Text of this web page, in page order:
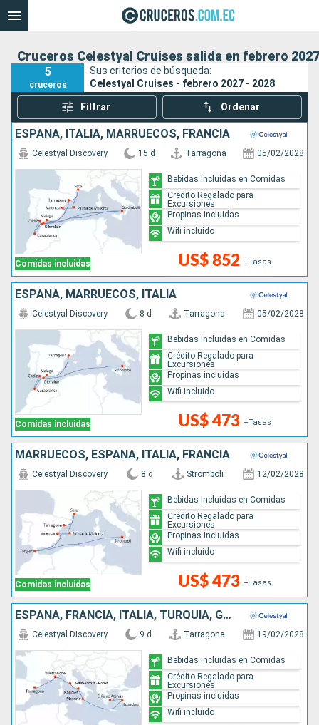
Cruceros Celestyal Cruises salida en febrero
5
cruceros
Sus criterios de búsqueda:
Celestyal Cruises - febrero 2027 - 2028
Filtrar Ordenar
ESPAÑA, ITALIA, MARRUECOS, FRANCIA
Comidas incluidas
Celestyal Discovery 15 d Tarragona 05/02/2028
US$ 852 +Tasas
Bebidas Incluidas en Comidas
Crédito Regalado para
Excursiones
Propinas incluidas
Wifi incluido
ESPAÑA, MARRUECOS, ITALIA
Comidas incluidas
Celestyal Discovery 8 d Tarragona 05/02/2028
US$ 473 +Tasas
Bebidas Incluidas en Comidas
Crédito Regalado para
Excursiones
Propinas incluidas
Wifi incluido
MARRUECOS, ESPAÑA, ITALIA, FRANCIA
Comidas incluidas
Celestyal Discovery 8 d Stromboli 12/02/2028
US$ 473 +Tasas
Bebidas Incluidas en Comidas
Crédito Regalado para
Excursiones
Propinas incluidas
Wifi incluido
ESPAÑA, FRANCIA, ITALIA, TURQUÍA, GRECIA
Celestyal Discovery 9 d Tarragona 19/02/2028
Bebidas Incluidas en Comidas
Crédito Regalado para
Excursiones
Propinas incluidas
Wifi incluido